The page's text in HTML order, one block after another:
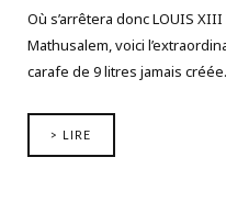
Où s’arrêtera donc LOUIS
Mathusalem, voici
carafe de 9 litres jamais
> LIRE